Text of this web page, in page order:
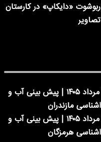
«دایکاپ» در کارستان
وضعیت هوای فردا مازندران جمعه ۱۶ مرداد ۱۴۰۵ | پیش بینی آب و
وضعیت هوای فردا هرمزگان جمعه ۱۶ مرداد ۱۴۰۵ | پیش بینی آب و